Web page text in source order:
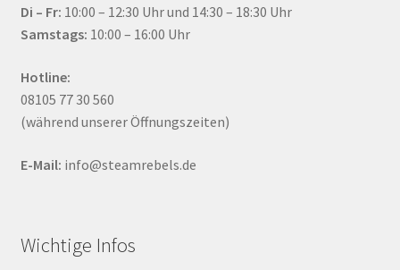
Di – Fr: 10:00 – 12:30 Uhr und 14:30 – 18:30 Uhr
Samstags: 10:00 – 16:00 Uhr
Hotline:
08105 77 30 560
(während unserer Öffnungszeiten)
E-Mail: info@steamrebels.de
Wichtige Infos